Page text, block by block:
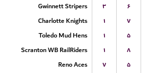
Gwinnett Stripers
۳ ۶
Charlotte Knights
۱ ۷
Toledo Mud Hens
۱ ۵
Scranton WB RailRiders
۱ ۸
Reno Aces
۷ ۵